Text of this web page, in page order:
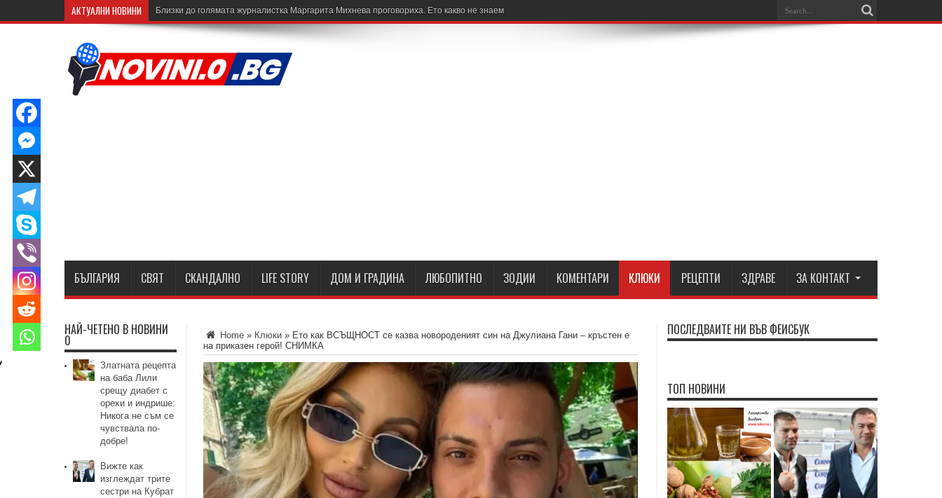
АКТУАЛНИ НОВИНИ Близки до голямата журналистка Маргарита Михнева проговориха. Ето какво не знаем
БЪЛГАРИЯ СВЯТ СКАНДАЛНО LIFE STORY ДОМ И ГРАДИНА ЛЮБОПИТНО ЗОДИИ КОМЕНТАРИ КЛЮКИ РЕЦЕПТИ ЗДРАВЕ ЗА КОНТАКТ
Home » Клюки » Ето как ВСЪЩНОСТ се казва новороденият син на Джулиана Гани – кръстен е
на приказен герой! СНИМКА
НАЙ-ЧЕТЕНО В НОВИНИ
0
Златната рецепта
на баба Лили
срещу диабет с
орехи и индрише:
Никога не съм се
чувствала по-
добре!
Вижте как
изглеждат трите
сестри на Кубрат
ПОСЛЕДВАЙТЕ НИ ВЪВ ФЕЙСБУК
ТОП НОВИНИ